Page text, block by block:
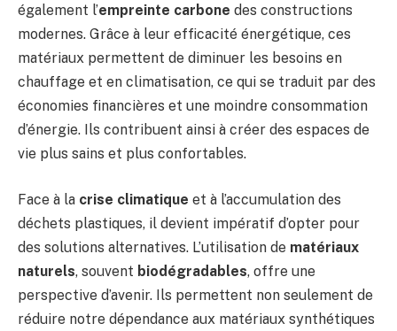
également l’empreinte carbone des constructions
modernes. Grâce à leur efficacité énergétique, ces
matériaux permettent de diminuer les besoins en
chauffage et en climatisation, ce qui se traduit par des
économies financières et une moindre consommation
d’énergie. Ils contribuent ainsi à créer des espaces de
vie plus sains et plus confortables.
Face à la crise climatique et à l’accumulation des
déchets plastiques, il devient impératif d’opter pour
des solutions alternatives. L’utilisation de matériaux
naturels, souvent biodégradables, offre une
perspective d’avenir. Ils permettent non seulement de
réduire notre dépendance aux matériaux synthétiques